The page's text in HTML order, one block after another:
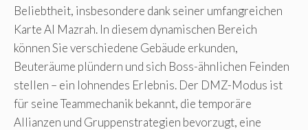
Beliebtheit, insbesondere dank seiner umfangreichen
Karte Al Mazrah. In diesem dynamischen Bereich
können Sie verschiedene Gebäude erkunden,
Beuteräume plündern und sich Boss-ähnlichen Feinden
stellen – ein lohnendes Erlebnis. Der DMZ-Modus ist
für seine Teammechanik bekannt, die temporäre
Allianzen und Gruppenstrategien bevorzugt, eine